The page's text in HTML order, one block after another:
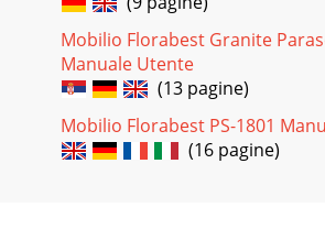
Mobilio Florabest Granite
Manuale Utente
(13 pagine)
Mobilio Florabest PS-1801
(16 pagine)